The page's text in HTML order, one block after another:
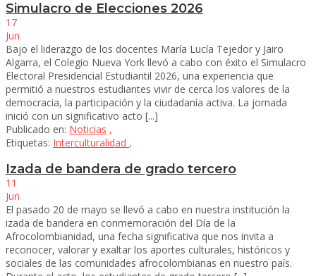
Simulacro de Elecciones 2026
17
Jun
Bajo el liderazgo de los docentes María Lucía Tejedor y Jairo
Algarra, el Colegio Nueva York llevó a cabo con éxito el Simulacro
Electoral Presidencial Estudiantil 2026, una experiencia que
permitió a nuestros estudiantes vivir de cerca los valores de la
democracia, la participación y la ciudadanía activa. La jornada
inició con un significativo acto [...]
Publicado en: Noticias ,
Etiquetas: Interculturalidad ,
Izada de bandera de grado tercero
11
Jun
El pasado 20 de mayo se llevó a cabo en nuestra institución la
izada de bandera en conmemoración del Día de la
Afrocolombianidad, una fecha significativa que nos invita a
reconocer, valorar y exaltar los aportes culturales, históricos y
sociales de las comunidades afrocolombianas en nuestro país.